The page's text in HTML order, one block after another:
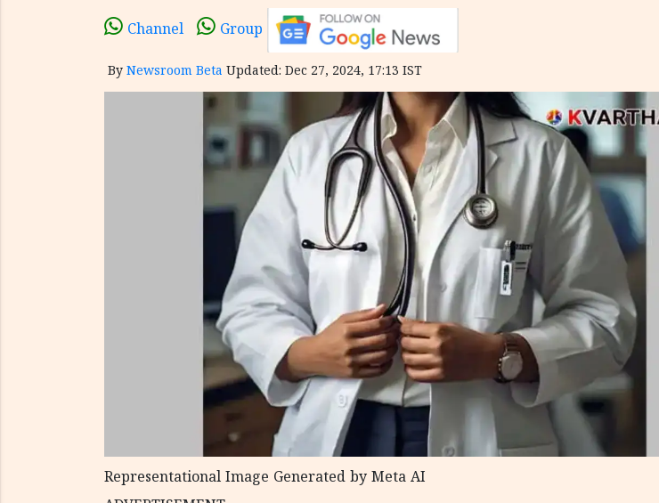
Channel Group
By Newsroom Beta Updated: Dec 27, 2024, 17:13 IST
Representational Image Generated by Meta AI